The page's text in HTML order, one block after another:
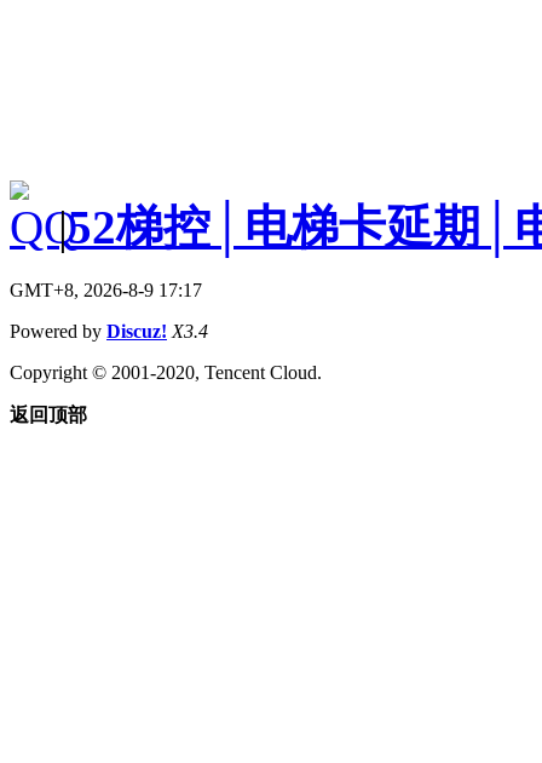
|52梯控│电梯卡延期│
GMT+8, 2026-8-9 17:17
Powered by Discuz! X3.4
Copyright © 2001-2020, Tencent Cloud.
返回顶部